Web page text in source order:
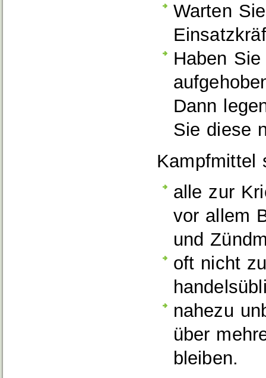
Warten
Haben
Dann
Sie diese
Kampfmittel
alle zur
vor allem
und
oft nicht
nahezu
über
bleiben.